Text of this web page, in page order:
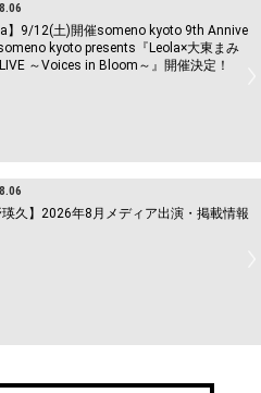
】9/12(土)開催someno kyoto 9th Annive
kyoto presents『Leola×大東まみ
～Voices in Bloom～』開催決定！
瑛久】2026年8月メディア出演・掲載情報